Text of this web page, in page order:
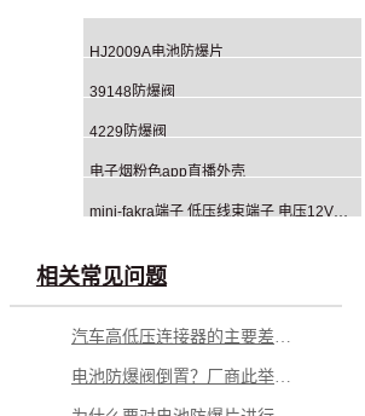
HJ2009A电池防爆片
39148防爆阀
4229防爆阀
电子烟粉色app直播外壳
相关常见问题